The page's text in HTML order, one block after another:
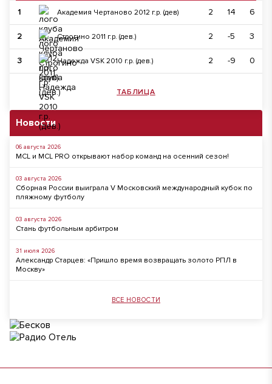
1 Академия Чертаново 2012 г.р. (дев) 2 14 6
2 Строгино 2011 г.р. (дев.) 2 -5 3
3 Надежда VSK 2010 г.р. (дев.) 2 -9 0
ТАБЛИЦА
Новости
06 августа 2026
MCL и MCL PRO открывают набор команд на осенний сезон!
03 августа 2026
Сборная России выиграла V Московский международный кубок по
пляжному футболу
03 августа 2026
Стань футбольным арбитром
31 июля 2026
Александр Старцев: «Пришло время возвращать золото РПЛ в
Москву»
ВСЕ НОВОСТИ